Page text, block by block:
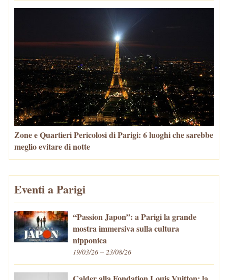
Zone e Quartieri Pericolosi di Parigi: 6 luoghi che sarebbe
meglio evitare di notte
Eventi a Parigi
“Passion Japon”: a Parigi la grande
mostra immersiva sulla cultura
nipponica
19/03/26 – 23/08/26